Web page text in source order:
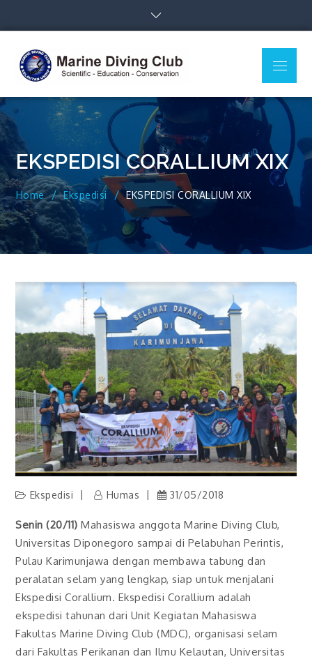
MDC Ilmu
Kelautan
Undip
Menu
EKSPEDISI CORALLIUM XIX
Home Ekspedisi EKSPEDISI CORALLIUM XIX
Ekspedisi Humas 31/05/2018
Senin (20/11) Mahasiswa anggota Marine Diving Club,
Universitas Diponegoro sampai di Pelabuhan Perintis,
Pulau Karimunjawa dengan membawa tabung dan
peralatan selam yang lengkap, siap untuk menjalani
Ekspedisi Corallium. Ekspedisi Corallium adalah
ekspedisi tahunan dari Unit Kegiatan Mahasiswa
Fakultas Marine Diving Club (MDC), organisasi selam
dari Fakultas Perikanan dan Ilmu Kelautan, Universitas